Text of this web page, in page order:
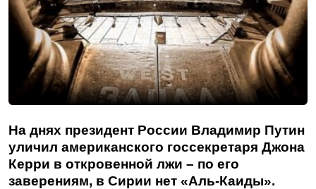
На днях президент России Владимир Путин
уличил американского госсекретаря Джона
Керри в откровенной лжи – по его
заверениям, в Сирии нет «Аль-Каиды».